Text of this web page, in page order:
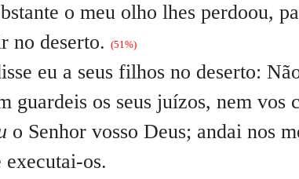
o meu olho lhes perdoou,
no deserto. (51%)
eu a seus filhos no deserto:
guardeis os seus juízos, nem vos
o Senhor vosso Deus; andai nos
executai-os.